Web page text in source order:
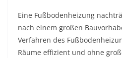
Eine Fußbodenheizung
nach einem großen
Verfahren des
Räume effizient und ohne